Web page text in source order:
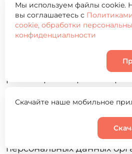
имя, отчество; дата
доставки; номер
электронной почты и
Паспорт или любой
который удостоверяет
разговора во время
данных, хранить,
заявителя, использовать и
Настоящая Политика
персональных данных
Мы используем файлы cookie.
вы соглашаетесь с
cookie, обработки
конфиденциальности
Скачайте наше мобильное